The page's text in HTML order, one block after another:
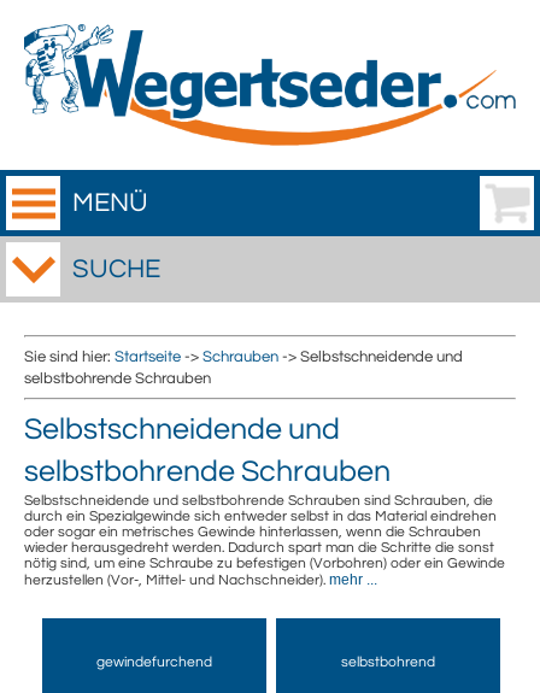
MENÜ
SUCHE
Sie sind hier: Startseite -> Schrauben -> Selbstschneidende und
selbstbohrende Schrauben
Selbstschneidende und
selbstbohrende Schrauben
Selbstschneidende und selbstbohrende Schrauben sind Schrauben, die
durch ein Spezialgewinde sich entweder selbst in das Material eindrehen
oder sogar ein metrisches Gewinde hinterlassen, wenn die Schrauben
wieder herausgedreht werden. Dadurch spart man die Schritte die sonst
nötig sind, um eine Schraube zu befestigen (Vorbohren) oder ein Gewinde
herzustellen (Vor-, Mittel- und Nachschneider). mehr ...
gewindefurchend selbstbohrend